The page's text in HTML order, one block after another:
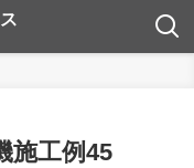
施工例45